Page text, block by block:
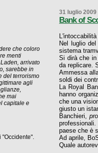
31 luglio 2009
Bank of
Nel luglio
sistema
Si dirà che in
da replicare.
Ammessa
soldi dei
La Royal
hanno
che una
giusto un
Banchieri,
paese che è
Ad aprile,
Quale
che coloro
menti
arrivato
sarebbe in
del terrorismo
agli
mai
capitale e
"Occidente".